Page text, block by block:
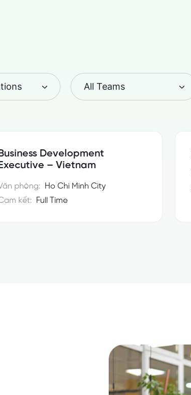
All Teams
Development
– Vietnam
phòng: Ho Chi Minh City
kết: Full Time